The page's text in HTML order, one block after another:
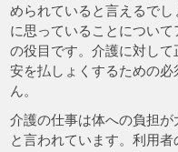
められていると言えるで
に思っていることについ
の役目です。介護に対し
安を払しょくするための
ん。
介護の仕事は体への負担
と言われています。利用